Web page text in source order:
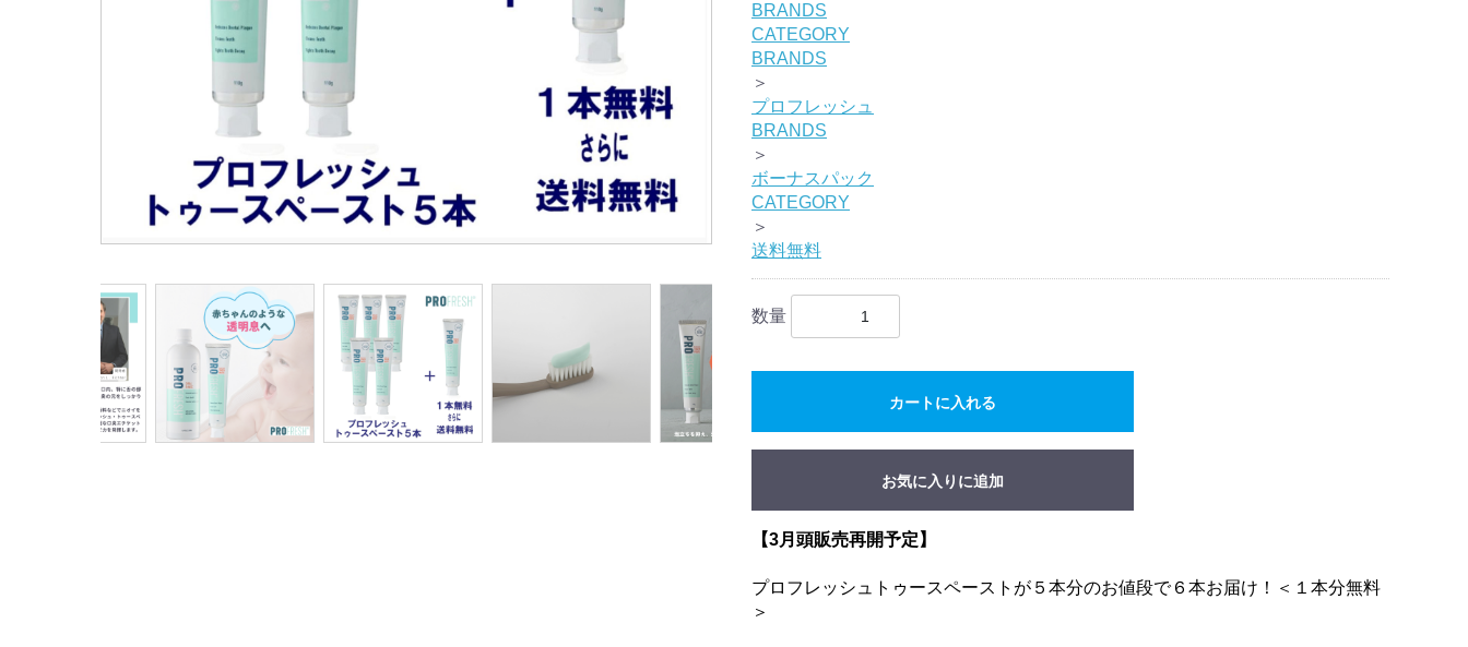
BRANDS
CATEGORY
BRANDS
＞
プロフレッシュ
BRANDS
＞
ボーナスパック
CATEGORY
＞
送料無料
数量
カートに入れる
お気に入りに追加
【3月頭販売再開予定】
プロフレッシュトゥースペーストが５本分のお値段で６本お届け！＜１本分無料
＞